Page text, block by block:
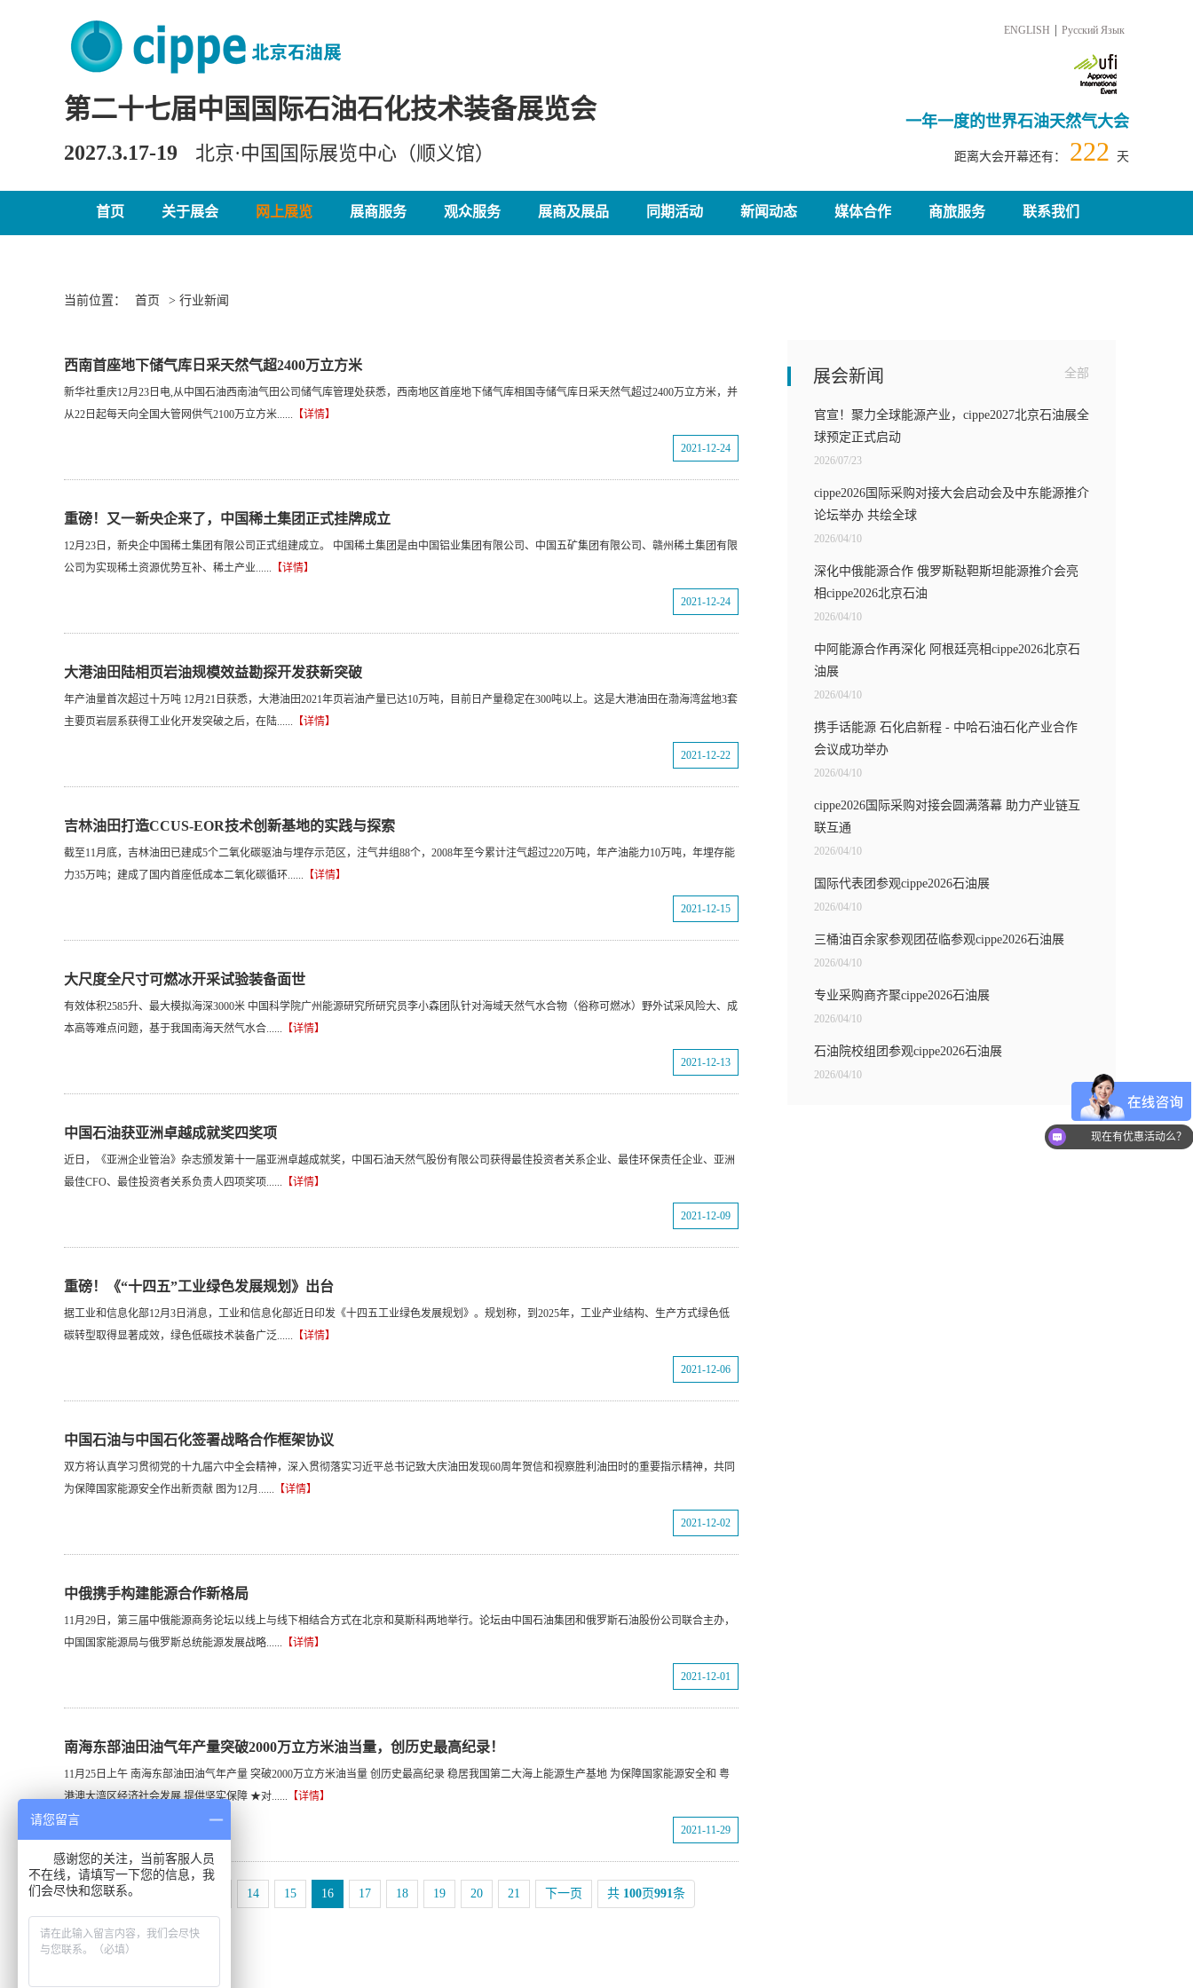
第二十七届中国国际石油石化技术装备展览会
2027.3.17-19 北京·中国国际展览中心（顺义馆）
ENGLISH Русский Язык
一年一度的世界石油天然气大会
距离大会开幕还有： 222 天
首页 关于展会 网上展览 展商服务 观众服务 展商及展品 同期活动 新闻动态 媒体合作 商旅服务 联系我们
当前位置： 首页 > 行业新闻
西南首座地下储气库日采天然气超2400万立方米
新华社重庆12月23日电,从中国石油西南油气田公司储气库管理处获悉，西南地区首座地下储气库相国寺储气库日采天然气超过2400万立方米，并
从22日起每天向全国大管网供气2100万立方米...... 【详情】
2021-12-24
重磅！又一新央企来了，中国稀土集团正式挂牌成立
12月23日，新央企中国稀土集团有限公司正式组建成立。 中国稀土集团是由中国铝业集团有限公司、中国五矿集团有限公司、赣州稀土集团有限
公司为实现稀土资源优势互补、稀土产业...... 【详情】
2021-12-24
大港油田陆相页岩油规模效益勘探开发获新突破
年产油量首次超过十万吨 12月21日获悉，大港油田2021年页岩油产量已达10万吨，目前日产量稳定在300吨以上。这是大港油田在渤海湾盆地3套
主要页岩层系获得工业化开发突破之后，在陆...... 【详情】
2021-12-22
吉林油田打造CCUS-EOR技术创新基地的实践与探索
截至11月底，吉林油田已建成5个二氧化碳驱油与埋存示范区，注气井组88个，2008年至今累计注气超过220万吨，年产油能力10万吨，年埋存能
力35万吨；建成了国内首座低成本二氧化碳循环...... 【详情】
2021-12-15
大尺度全尺寸可燃冰开采试验装备面世
有效体积2585升、最大模拟海深3000米 中国科学院广州能源研究所研究员李小森团队针对海域天然气水合物（俗称可燃冰）野外试采风险大、成
本高等难点问题，基于我国南海天然气水合...... 【详情】
2021-12-13
中国石油获亚洲卓越成就奖四奖项
近日，《亚洲企业管治》杂志颁发第十一届亚洲卓越成就奖，中国石油天然气股份有限公司获得最佳投资者关系企业、最佳环保责任企业、亚洲
最佳CFO、最佳投资者关系负责人四项奖项...... 【详情】
2021-12-09
重磅！《“十四五”工业绿色发展规划》出台
据工业和信息化部12月3日消息，工业和信息化部近日印发《十四五工业绿色发展规划》。规划称，到2025年，工业产业结构、生产方式绿色低
碳转型取得显著成效，绿色低碳技术装备广泛...... 【详情】
2021-12-06
中国石油与中国石化签署战略合作框架协议
双方将认真学习贯彻党的十九届六中全会精神，深入贯彻落实习近平总书记致大庆油田发现60周年贺信和视察胜利油田时的重要指示精神，共同
为保障国家能源安全作出新贡献 图为12月...... 【详情】
2021-12-02
中俄携手构建能源合作新格局
11月29日，第三届中俄能源商务论坛以线上与线下相结合方式在北京和莫斯科两地举行。论坛由中国石油集团和俄罗斯石油股份公司联合主办，
中国国家能源局与俄罗斯总统能源发展战略...... 【详情】
2021-12-01
南海东部油田油气年产量突破2000万立方米油当量，创历史最高纪录！
11月25日上午 南海东部油田油气年产量 突破2000万立方米油当量 创历史最高纪录 稳居我国第二大海上能源生产基地 为保障国家能源安全和 粤
港澳大湾区经济社会发展 提供坚实保障 ★对...... 【详情】
2021-11-29
上一页 14 15 16 17 18 19 20 21 下一页 共 100页991条
展会新闻 全部
官宣！聚力全球能源产业，cippe2027北京石油展全
球预定正式启动
2026/07/23
cippe2026国际采购对接大会启动会及中东能源推介
论坛举办 共绘全球
2026/04/10
深化中俄能源合作 俄罗斯鞑靼斯坦能源推介会亮
相cippe2026北京石油
2026/04/10
中阿能源合作再深化 阿根廷亮相cippe2026北京石
油展
2026/04/10
携手话能源 石化启新程 - 中哈石油石化产业合作
会议成功举办
2026/04/10
cippe2026国际采购对接会圆满落幕 助力产业链互
联互通
2026/04/10
国际代表团参观cippe2026石油展
2026/04/10
三桶油百余家参观团莅临参观cippe2026石油展
2026/04/10
专业采购商齐聚cippe2026石油展
2026/04/10
石油院校组团参观cippe2026石油展
2026/04/10
可以介绍下你们的产
现在有优惠活动么？
请您留言
感谢您的关注，当前客服人员
不在线，请填写一下您的信息，我
们会尽快和您联系。